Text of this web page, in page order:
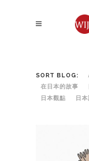
SORT BLOG:
在日本的故事
日本觀點
日